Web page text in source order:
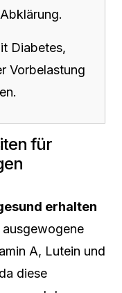
Diabetes,
Vorbelastung
für
erhalten
A, Lutein und
diese